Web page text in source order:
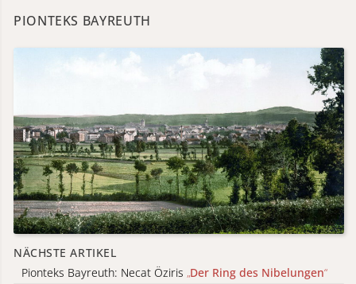
PIONTEKS BAYREUTH
NÄCHSTE ARTIKEL
Pionteks Bayreuth: Necat Öziris „Der Ring des Nibelungen“